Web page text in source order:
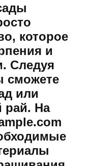
которое
и
Следуя
сможете
или
рай. На